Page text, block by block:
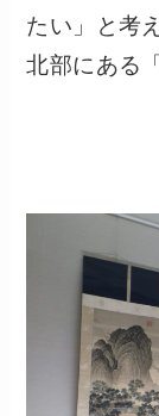
たい」と考
北部にある